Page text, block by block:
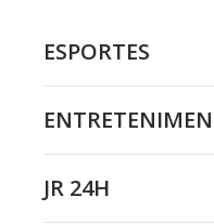
ESPORTES
JR 24H